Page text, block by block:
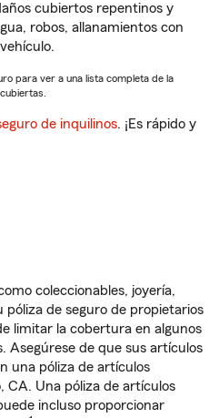
cubiertos repentinos y
robos, allanamientos con
para ver a una lista completa de la
de inquilinos. ¡Es rápido y
coleccionables, joyería,
de seguro de propietarios
limitar la cobertura en algunos
Asegúrese de que sus artículos
una póliza de artículos
CA. Una póliza de artículos
incluso proporcionar